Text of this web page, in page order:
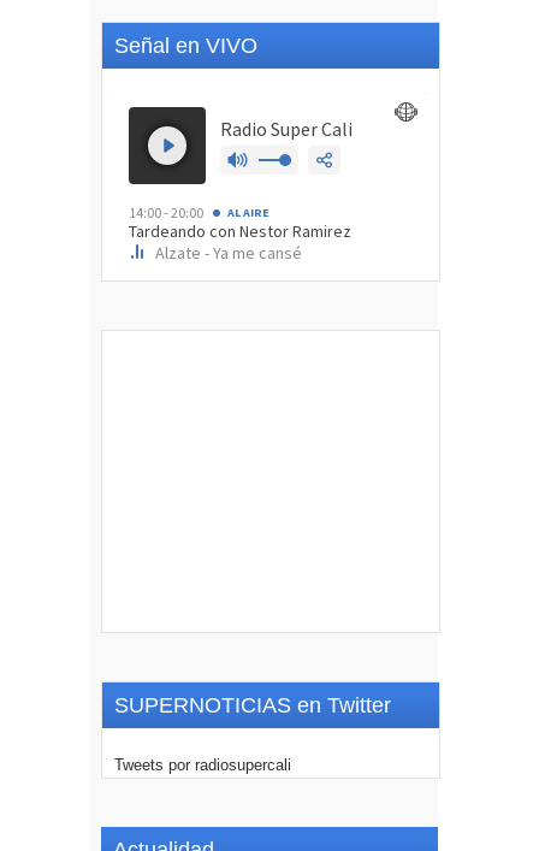
Señal en VIVO
SUPERNOTICIAS en Twitter
Tweets por radiosupercali